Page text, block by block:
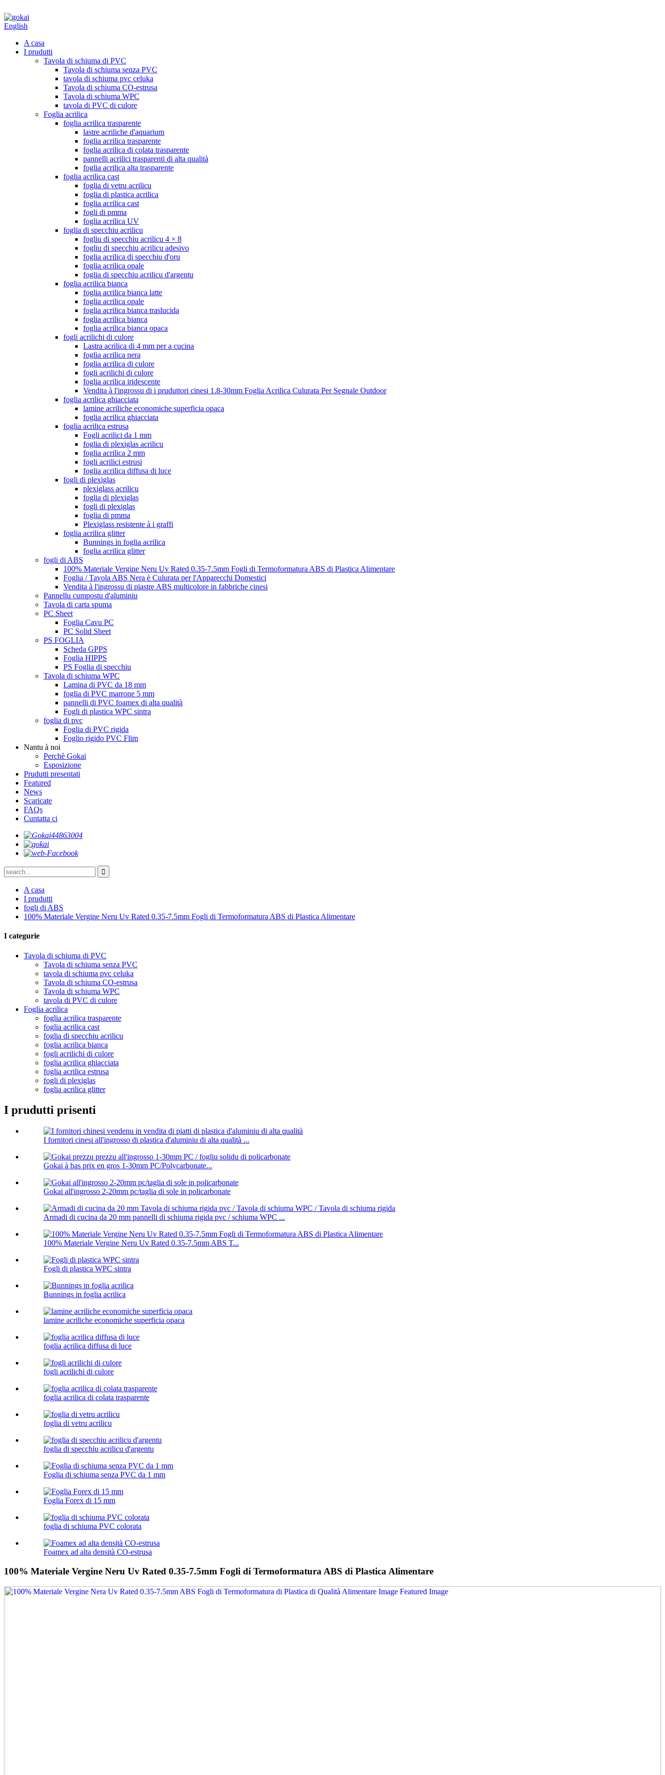
English
A casa
I prudutti
Tavola di schiuma di PVC
Tavola di schiuma senza PVC
tavola di schiuma pvc celuka
Tavola di schiuma CO-estrusa
Tavola di schiuma WPC
tavola di PVC di culore
Foglia acrilica
foglia acrilica trasparente
lastre acriliche d'aquarium
foglia acrilica trasparente
foglia acrilica di colata trasparente
pannelli acrilici trasparenti di alta qualità
foglia acrilica alta trasparente
foglia acrilica cast
foglia di vetru acrilicu
foglia di plastica acrilica
foglia acrilica cast
fogli di pmma
foglia acrilica UV
foglia di specchiu acrilicu
fogliu di specchiu acrilicu 4 × 8
fogliu di specchiu acrilicu adesivo
foglia acrilica di specchiu d'oru
foglia acrilica opale
foglia di specchiu acrilicu d'argentu
foglia acrilica bianca
foglia acrilica bianca latte
foglia acrilica opale
foglia acrilica bianca traslucida
foglia acrilica bianca
foglia acrilica bianca opaca
fogli acrilichi di culore
Lastra acrilica di 4 mm per a cucina
foglia acrilica nera
foglia acrilica di culore
fogli acrilichi di culore
foglia acrilica iridescente
Vendita à l'ingrossu di i pruduttori cinesi 1.8-30mm Foglia Acrilica Culurata Per Segnale Outdoor
foglia acrilica ghiacciata
lamine acriliche economiche superficia opaca
foglia acrilica ghiacciata
foglia acrilica estrusa
Fogli acrilici da 1 mm
foglia di plexiglas acrilicu
foglia acrilica 2 mm
fogli acrilici estrusi
foglia acrilica diffusa di luce
fogli di plexiglas
plexiglass acrilicu
foglia di plexiglas
fogli di plexiglas
foglia di pmma
Plexiglass resistente à i graffi
foglia acrilica glitter
Bunnings in foglia acrilica
foglia acrilica glitter
fogli di ABS
100% Materiale Vergine Neru Uv Rated 0.35-7.5mm Fogli di Termoformatura ABS di Plastica Alimentare
Foglia / Tavola ABS Nera è Culurata per l'Apparecchi Domestici
Vendita à l'ingrossu di piastre ABS multicolore in fabbriche cinesi
Pannellu cumpostu d'aluminiu
Tavola di carta spuma
PC Sheet
Foglia Cavu PC
PC Solid Sheet
PS FOGLIA
Scheda GPPS
Foglia HIPPS
PS Foglia di specchiu
Tavola di schiuma WPC
Lamina di PVC da 18 mm
foglia di PVC marrone 5 mm
pannelli di PVC foamex di alta qualità
Fogli di plastica WPC sintra
foglia di pvc
Foglia di PVC rigida
Foglio rigido PVC Flim
Nantu à noi
Perchè Gokai
Esposizione
Prudutti presentati
Featured
News
Scaricate
FAQs
Cuntatta ci
A casa
I prudutti
fogli di ABS
100% Materiale Vergine Neru Uv Rated 0.35-7.5mm Fogli di Termoformatura ABS di Plastica Alimentare
I categurie
Tavola di schiuma di PVC
Tavola di schiuma senza PVC
tavola di schiuma pvc celuka
Tavola di schiuma CO-estrusa
Tavola di schiuma WPC
tavola di PVC di culore
Foglia acrilica
foglia acrilica trasparente
foglia acrilica cast
foglia di specchiu acrilicu
foglia acrilica bianca
fogli acrilichi di culore
foglia acrilica ghiacciata
foglia acrilica estrusa
fogli di plexiglas
foglia acrilica glitter
I prudutti prisenti
I fornitori cinesi all'ingrosso di plastica d'aluminiu di alta qualità ...
Gokai à bas prix en gros 1-30mm PC/Polycarbonate...
Gokai all'ingrosso 2-20mm pc/taglia di sole in policarbonate
Armadi di cucina da 20 mm pannelli di schiuma rigida pvc / schiuma WPC ...
100% Materiale Vergine Neru Uv Rated 0.35-7.5mm ABS T...
Fogli di plastica WPC sintra
Bunnings in foglia acrilica
lamine acriliche economiche superficia opaca
foglia acrilica diffusa di luce
fogli acrilichi di culore
foglia acrilica di colata trasparente
foglia di vetru acrilicu
foglia di specchiu acrilicu d'argentu
Foglia di schiuma senza PVC da 1 mm
Foglia Forex di 15 mm
foglia di schiuma PVC colorata
Foamex ad alta densità CO-estrusa
100% Materiale Vergine Neru Uv Rated 0.35-7.5mm Fogli di Termoformatura ABS di Plastica Alimentare